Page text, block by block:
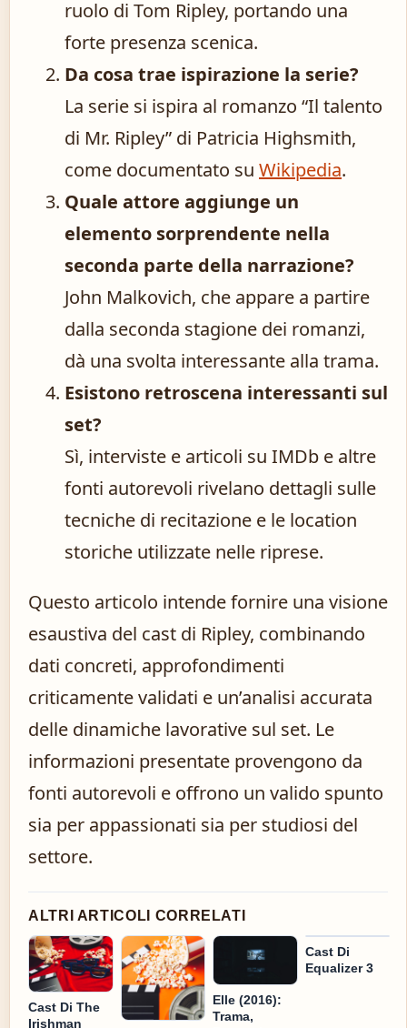
ruolo di Tom Ripley, portando una
forte presenza scenica.
Da cosa trae ispirazione la serie?
La serie si ispira al romanzo “Il talento
di Mr. Ripley” di Patricia Highsmith,
come documentato su Wikipedia.
Quale attore aggiunge un
elemento sorprendente nella
seconda parte della narrazione?
John Malkovich, che appare a partire
dalla seconda stagione dei romanzi,
dà una svolta interessante alla trama.
Esistono retroscena interessanti sul
set?
Sì, interviste e articoli su IMDb e altre
fonti autorevoli rivelano dettagli sulle
tecniche di recitazione e le location
storiche utilizzate nelle riprese.
Questo articolo intende fornire una visione
esaustiva del cast di Ripley, combinando
dati concreti, approfondimenti
criticamente validati e un’analisi accurata
delle dinamiche lavorative sul set. Le
informazioni presentate provengono da
fonti autorevoli e offrono un valido spunto
sia per appassionati sia per studiosi del
settore.
ALTRI ARTICOLI CORRELATI
Cast Di The
Irishman
Elle (2016):
Trama,
Cast Di
Equalizer 3